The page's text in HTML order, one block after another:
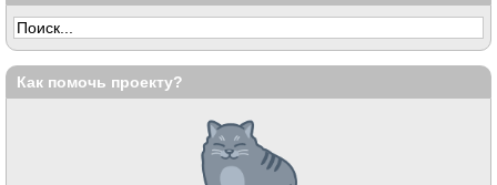
Как помочь проекту?